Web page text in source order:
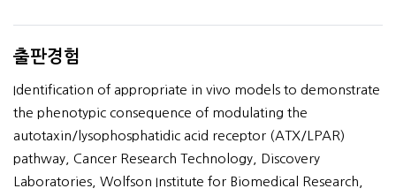
출판경험
Identification of appropriate in vivo models to demonstrate
the phenotypic consequence of modulating the
autotaxin/lysophosphatidic acid receptor (ATX/LPAR)
pathway, Cancer Research Technology, Discovery
Laboratories, Wolfson Institute for Biomedical Research,